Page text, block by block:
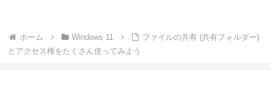
ホーム Windows 11
ファイルの共有 (共有フォルダー)
とアクセス権をたくさん使ってみよう